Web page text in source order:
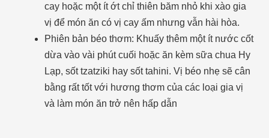
cay hoặc một ít ớt chỉ thiên băm nhỏ khi xào gia
vị để món ăn có vị cay ấm nhưng vẫn hài hòa.
Phiên bản béo thơm: Khuấy thêm một ít nước cốt
dừa vào vài phút cuối hoặc ăn kèm sữa chua Hy
Lạp, sốt tzatziki hay sốt tahini. Vị béo nhẹ sẽ cân
bằng rất tốt với hương thơm của các loại gia vị
và làm món ăn trở nên hấp dẫn